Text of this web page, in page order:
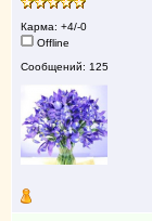
Карма: +4/-0
Offline
Сообщений: 125